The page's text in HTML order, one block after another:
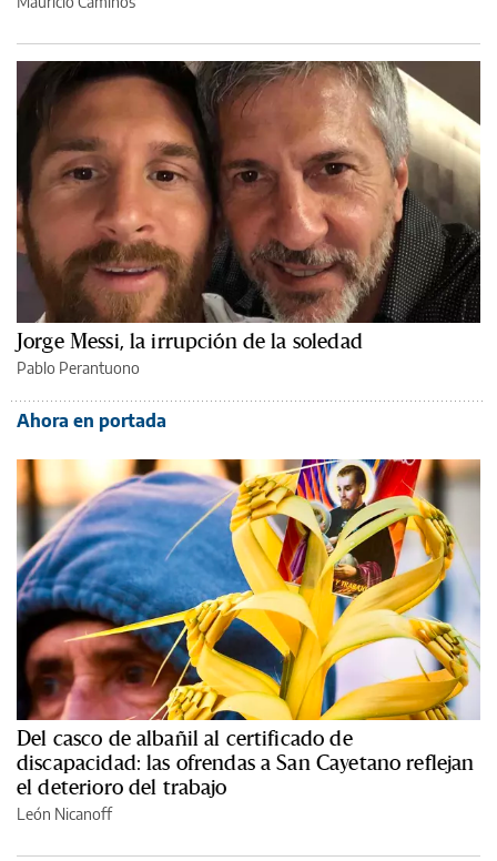
Jorge Messi, la irrupción de la soledad
Pablo Perantuono
Ahora en portada
Del casco de albañil al certificado de
discapacidad: las ofrendas a San Cayetano reflejan
el deterioro del trabajo
León Nicanoff